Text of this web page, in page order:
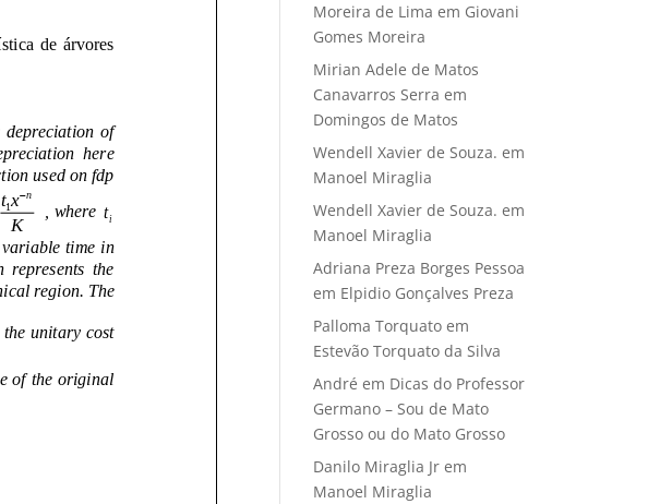
Moreira de Lima em Giovani
Gomes Moreira
Mirian Adele de Matos
Canavarros Serra em
Domingos de Matos
Wendell Xavier de Souza. em
Manoel Miraglia
Wendell Xavier de Souza. em
Manoel Miraglia
Adriana Preza Borges Pessoa
em Elpidio Gonçalves Preza
Palloma Torquato em
Estevão Torquato da Silva
André em Dicas do Professor
Germano – Sou de Mato
Grosso ou do Mato Grosso
Danilo Miraglia Jr em
Manoel Miraglia